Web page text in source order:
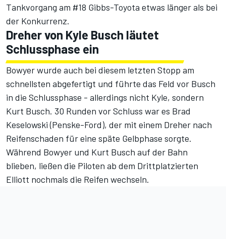
Tankvorgang am #18 Gibbs-Toyota etwas länger als bei
der Konkurrenz.
Dreher von Kyle Busch läutet
Schlussphase ein
Bowyer wurde auch bei diesem letzten Stopp am
schnellsten abgefertigt und führte das Feld vor Busch
in die Schlussphase - allerdings nicht Kyle, sondern
Kurt Busch. 30 Runden vor Schluss war es Brad
Keselowski (Penske-Ford), der mit einem Dreher nach
Reifenschaden für eine späte Gelbphase sorgte.
Während Bowyer und Kurt Busch auf der Bahn
blieben, ließen die Piloten ab dem Drittplatzierten
Elliott nochmals die Reifen wechseln.